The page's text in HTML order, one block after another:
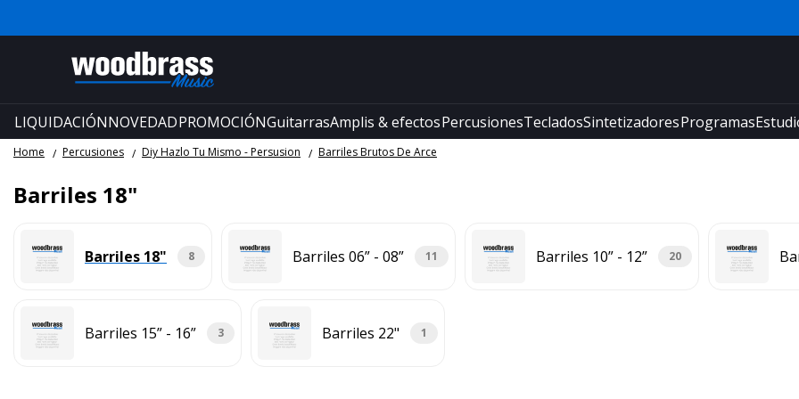
LIQUIDACIÓNNOVEDADPROMOCIÓNGuitarrasAmplis & efectosPercusionesTecladosSintetizadoresProgramas
Home Percusiones Diy Hazlo Tu Mismo - Persusion Barriles Brutos De Arce
Barriles 18"
Barriles 18" 8 Barriles 06” - 08” 11 Barriles 10” - 12” 20
Barriles 15” - 16” 3 Barriles 22" 1